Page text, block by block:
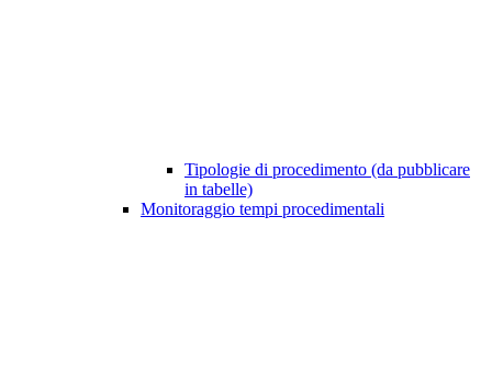
Tipologie di procedimento (da pubblicare
in tabelle)
Monitoraggio tempi procedimentali